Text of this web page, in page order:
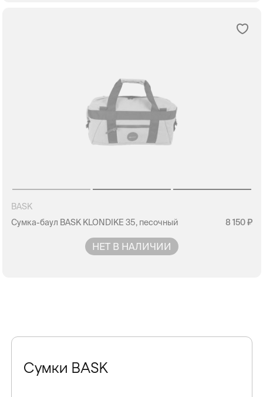
BASK
Сумка-баул BASK KLONDIKE 35, песочный
8 150
НЕТ В НАЛИЧИИ
Сумки BASK